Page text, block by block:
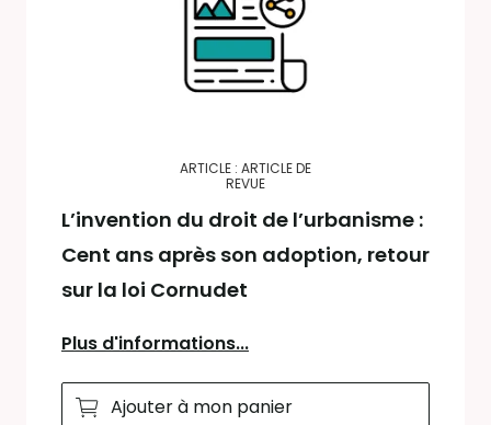
ARTICLE : ARTICLE DE
REVUE
L’invention du droit de l’urbanisme :
Cent ans après son adoption, retour
sur la loi Cornudet
Plus d'informations...
Ajouter à mon panier